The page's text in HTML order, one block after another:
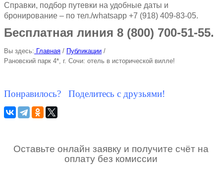
Справки, подбор путевки на удобные даты и
бронирование – по тел./whatsapp +7 (918) 409-83-05.
Бесплатная линия 8 (800) 700-51-55.
Вы здесь: Главная / Публикации /
Рановский парк 4*, г. Сочи: отель в исторической вилле!
Понравилось? Поделитесь с друзьями!
Оставьте онлайн заявку и получите счёт на
оплату без комиссии